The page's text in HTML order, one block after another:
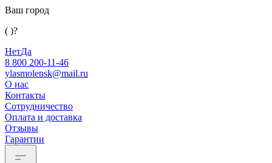
Ваш город
( )?
НетДа
8 800 200-11-46
ylasmolensk@mail.ru
О нас
Контакты
Сотрудничество
Оплата и доставка
Отзывы
Гарантии